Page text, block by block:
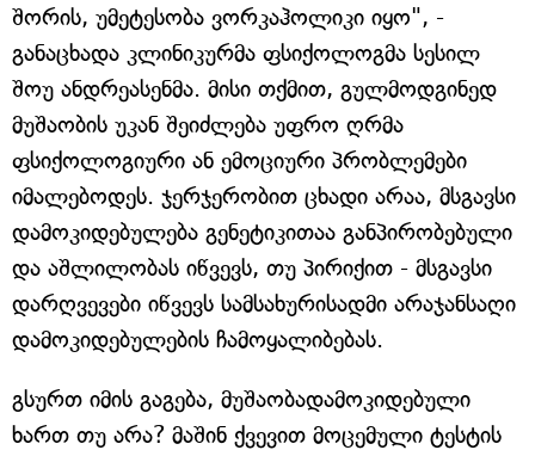
შორის, უმეტესობა ვორკაჰოლიკი იყო", -
განაცხადა კლინიკურმა ფსიქოლოგმა სესილ
შოუ ანდრეასენმა. მისი თქმით, გულმოდგინედ
მუშაობის უკან შეიძლება უფრო ღრმა
ფსიქოლოგიური ან ემოციური პრობლემები
იმალებოდეს. ჯერჯერობით ცხადი არაა, მსგავსი
დამოკიდებულება გენეტიკითაა განპირობებული
და აშლილობას იწვევს, თუ პირიქით - მსგავსი
დარღვევები იწვევს სამსახურისადმი არაჯანსაღი
დამოკიდებულების ჩამოყალიბებას.
გსურთ იმის გაგება, მუშაობადამოკიდებული
ხართ თუ არა? მაშინ ქვევით მოცემული ტესტის